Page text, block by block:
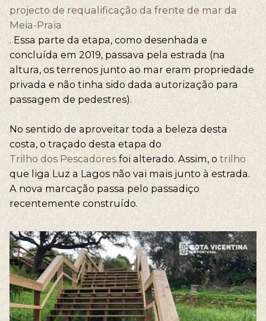
projecto de requalificação da frente de mar da
Meia-Praia
. Essa parte da etapa, como desenhada e
concluída em 2019, passava pela estrada (na
altura, os terrenos junto ao mar eram propriedade
privada e não tinha sido dada autorização para
passagem de pedestres).
No sentido de aproveitar toda a beleza desta
costa, o traçado desta etapa do
Trilho dos Pescadores foi alterado. Assim, o trilho
que liga Luz a Lagos não vai mais junto à estrada.
A nova marcação passa pelo passadiço
recentemente construído.